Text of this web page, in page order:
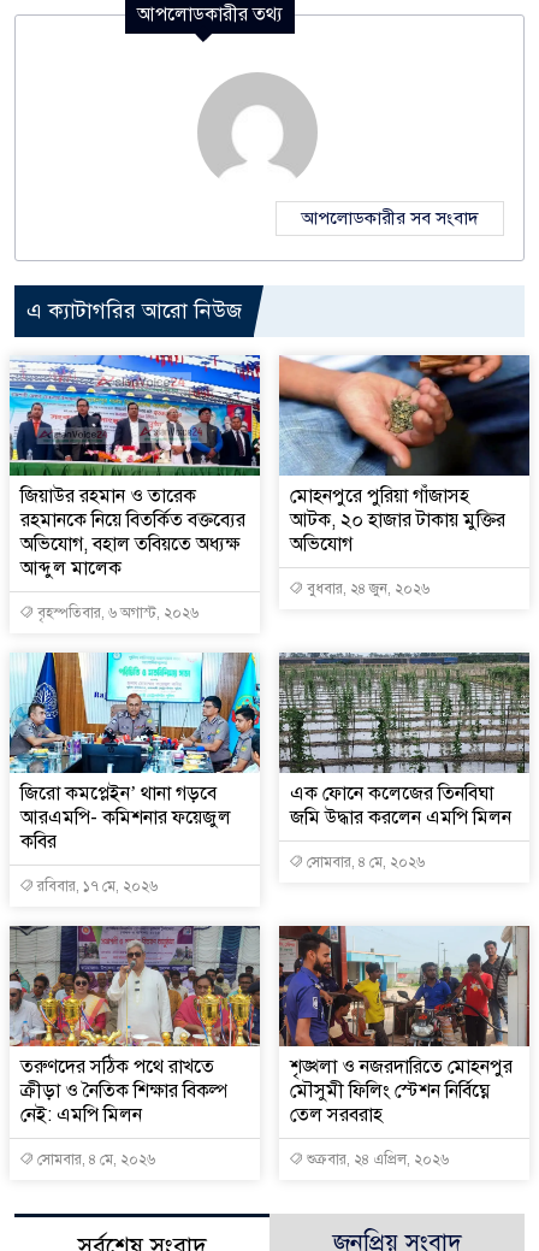
আপলোডকারীর তথ্য
আপলোডকারীর সব সংবাদ
এ ক্যাটাগরির আরো নিউজ
জিয়াউর রহমান ও তারেক
রহমানকে নিয়ে বিতর্কিত বক্তব্যের
অভিযোগ, বহাল তবিয়তে অধ্যক্ষ
আব্দুল মালেক
বৃহস্পতিবার, ৬ অগাস্ট, ২০২৬
মোহনপুরে পুরিয়া গাঁজাসহ
আটক, ২০ হাজার টাকায় মুক্তির
অভিযোগ
বুধবার, ২৪ জুন, ২০২৬
জিরো কমপ্লেইন’ থানা গড়বে
আরএমপি- কমিশনার ফয়েজুল
কবির
রবিবার, ১৭ মে, ২০২৬
এক ফোনে কলেজের তিনবিঘা
জমি উদ্ধার করলেন এমপি মিলন
সোমবার, ৪ মে, ২০২৬
তরুণদের সঠিক পথে রাখতে
ক্রীড়া ও নৈতিক শিক্ষার বিকল্প
নেই: এমপি মিলন
সোমবার, ৪ মে, ২০২৬
শৃঙ্খলা ও নজরদারিতে মোহনপুর
মৌসুমী ফিলিং স্টেশন নির্বিঘ্নে
তেল সরবরাহ
শুক্রবার, ২৪ এপ্রিল, ২০২৬
জনপ্রিয় সংবাদ